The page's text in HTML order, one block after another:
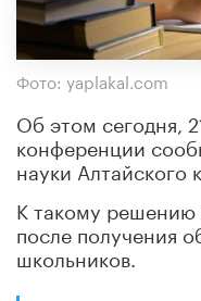
Фото: yaplakal.com
Об этом сегодня,
конференции
науки Алтайского
К такому решению
после получения
школьников.